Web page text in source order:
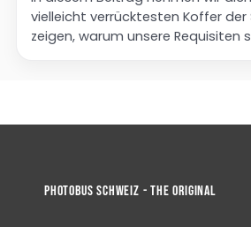
vielleicht verrücktesten Koffer der
zeigen, warum unsere Requisiten
Photobus Schweiz - The Original